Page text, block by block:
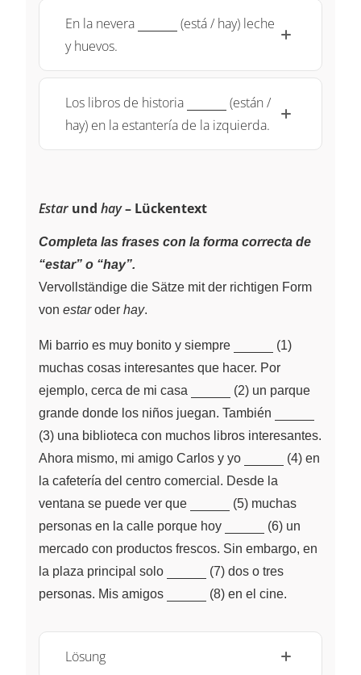
En la nevera \underline{~\qquad~}
(está / hay) leche
y huevos.
Los libros de historia \underline{~\qquad~}
(están /
hay) en la estantería de la izquierda.
Estar und hay– Lückentext
Completa las frases con la forma correcta de
“estar” o “hay”.
Vervollständige die Sätze mit der richtigen Form
von estaroder hay.
Mi barrio es muy bonito y siempre
(1)
muchas cosas interesantes que hacer. Por
ejemplo, cerca de mi casa
\underline{~\qquad~}
(2) un parque
grande donde los niños juegan. También
(3) una biblioteca con muchos libros interesantes.
Ahora mismo, mi amigo Carlos y yo
(4) en
la cafetería del centro comercial. Desde la
ventana se puede ver que
\underline{~\qquad~}
(5) muchas
personas en la calle porque hoy
(6) un
mercado con productos frescos. Sin embargo, en
la plaza principal solo
\underline{~\qquad~}
(7) dos o tres
personas. Mis amigos
\underline{~\qquad~}
(8) en el cine.
Lösung